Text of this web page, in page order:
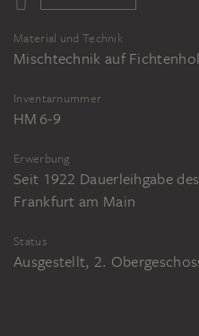
Material und Technik
Mischtechnik auf
Inventarnummer
HM 6-9
Erwerbung
Seit 1922 Dauerleihgabe
Frankfurt am Main
Status
Ausgestellt, 2.